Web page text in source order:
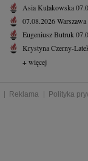
Asia Kułakowska
07.08.2026Warszawa
Eugeniusz Butruk
Krystyna Czerny-
+ więcej
Reklama
Polityka